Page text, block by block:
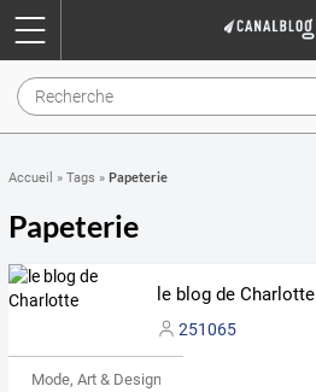
Accueil » Tags » Papeterie
Papeterie
le blog de Charlotte
251065
Mode, Art & Design